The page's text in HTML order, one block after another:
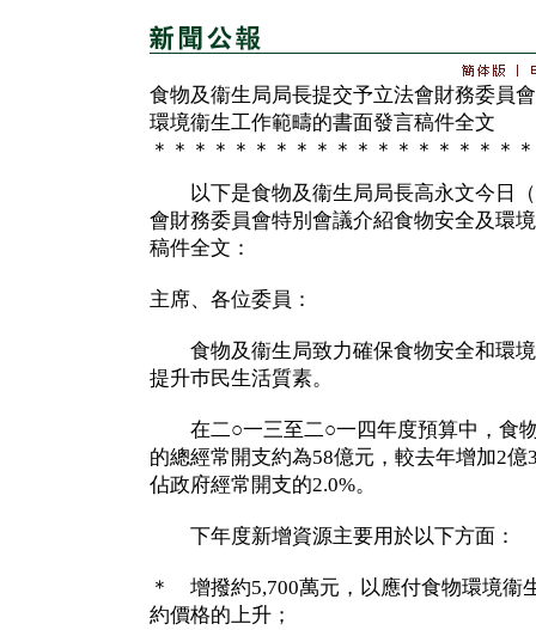
食物及衞生局局長提交予立法會財務委員
環境衞生工作範疇的書面發言稿件全文
＊＊＊＊＊＊＊＊＊＊＊＊＊＊＊＊＊＊
以下是食物及衞生局局長高永文今日（
會財務委員會特別會議介紹食物安全及環
稿件全文：
主席、各位委員：
食物及衞生局致力確保食物安全和環境
提升巿民生活質素。
在二○一三至二○一四年度預算中，食
的總經常開支約為58億元，較去年增加2億
佔政府經常開支的2.0%。
下年度新增資源主要用於以下方面：
＊ 增撥約5,700萬元，以應付食物環境衞
約價格的上升；